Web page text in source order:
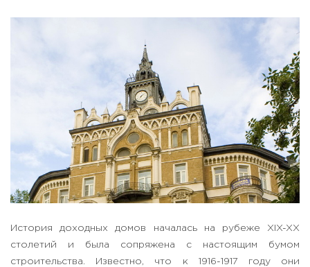
История доходных домов началась на рубеже XIX-XX
столетий и была сопряжена с настоящим бумом
строительства. Известно, что к 1916-1917 году они